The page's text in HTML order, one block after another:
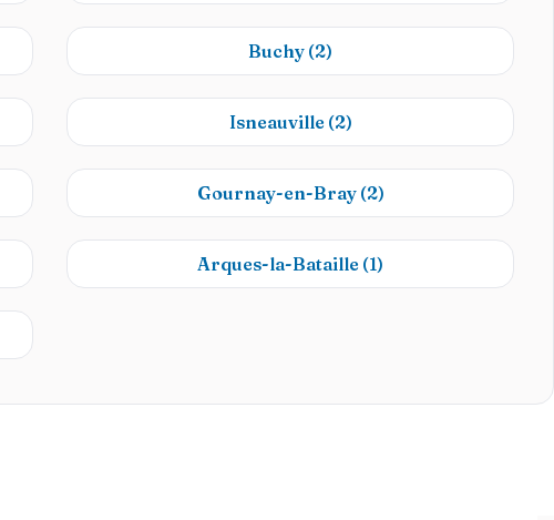
Buchy (2)
Isneauville (2)
Gournay-en-Bray (2)
Arques-la-Bataille (1)